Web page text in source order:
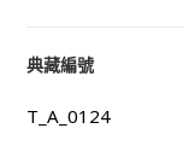
典藏編號
T_A_0124